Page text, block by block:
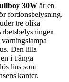
30W är en
fordonsbelysning.
tre olika
Den lilla
i trånga
lins som
kanter.